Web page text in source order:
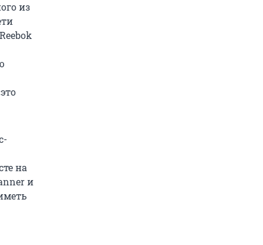
из
на
и